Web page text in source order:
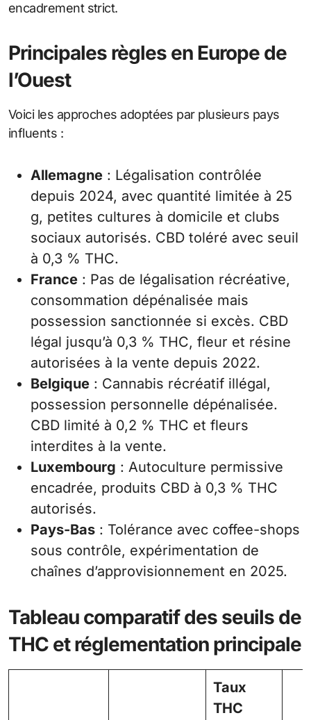
encadrement strict.
Principales règles en Europe de
l’Ouest
Voici les approches adoptées par plusieurs pays
influents :
Allemagne : Légalisation contrôlée
depuis 2024, avec quantité limitée à 25
g, petites cultures à domicile et clubs
sociaux autorisés. CBD toléré avec seuil
à 0,3 % THC.
France : Pas de légalisation récréative,
consommation dépénalisée mais
possession sanctionnée si excès. CBD
légal jusqu’à 0,3 % THC, fleur et résine
autorisées à la vente depuis 2022.
Belgique : Cannabis récréatif illégal,
possession personnelle dépénalisée.
CBD limité à 0,2 % THC et fleurs
interdites à la vente.
Luxembourg : Autoculture permissive
encadrée, produits CBD à 0,3 % THC
autorisés.
Pays-Bas : Tolérance avec coffee-shops
sous contrôle, expérimentation de
chaînes d’approvisionnement en 2025.
Tableau comparatif des seuils de
THC et réglementation principale
Taux
THC